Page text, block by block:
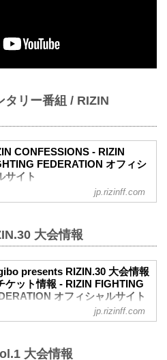
タリー番組 / RIZIN
CONFESSIONS - RIZIN
FEDERATION オフィシ
サイト
CONFESSIONS の記事一覧 - 格闘
ン ファイティング フェデレーショ
の情報・加盟団体について発信して
ます。
jp.rizinff.com
大会情報
presents RIZIN.30 大会情報
ケット情報 - RIZIN FIGHTING
オフィシャルサイト
jp.rizinff.com
大会情報